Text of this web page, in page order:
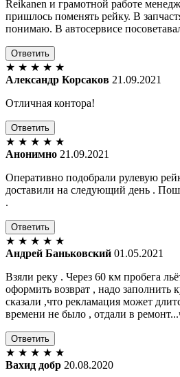
Reikanen и грамотной работе
пришлось поменять рейку. В
понимаю. В автосервисе
Ответить
★ ★ ★ ★ ★
Александр Корсаков 21.09.2021
Отличная контора!
Ответить
★ ★ ★ ★ ★
Анонимно 21.09.2021
Оперативно подобрали рулевую
доставили на следующий день .
.
Ответить
★ ★ ★ ★ ★
Андрей Баньковский 01.05.2021
Взяли реку . Через 60 км пробега
оформить возврат , надо заполнить
сказали ,что рекламация может
времени не было , отдали в
Ответить
★ ★ ★ ★ ★
Вахид добр 20.08.2020